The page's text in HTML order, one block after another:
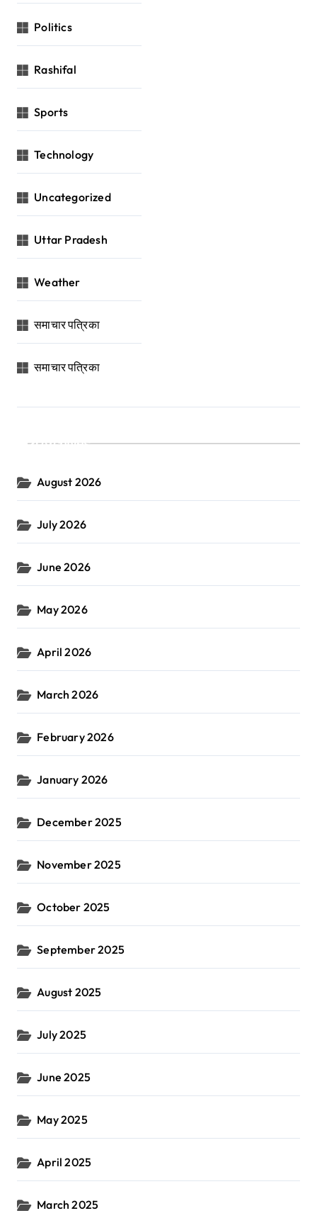
Politics
Rashifal
Sports
Technology
Uncategorized
Uttar Pradesh
Weather
समाचार पत्रिका
समाचार पत्रिका
Archives
August 2026
July 2026
June 2026
May 2026
April 2026
March 2026
February 2026
January 2026
December 2025
November 2025
October 2025
September 2025
August 2025
July 2025
June 2025
May 2025
April 2025
March 2025